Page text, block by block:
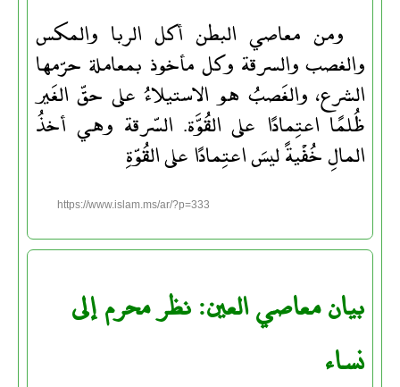
ومن معاصي البطن أكل الربا والمكس
والغصب والسرقة وكل مأخوذ بمعاملة حرّمها
الشرع، والغَصبُ هو الاستيلاءُ على حقّ الغَير
ظُلمًا اعتِمادًا على القُوَّة. السّرقة وهي أخذُ
المالِ خُفْيةً ليسَ اعتِمادًا على القُوّةِ
https://www.islam.ms/ar/?p=333
بيان معاصي العين: نظر محرم إلى
نساء